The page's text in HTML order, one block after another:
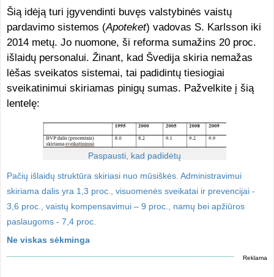
Šią idėją turi įgyvendinti buvęs valstybinės vaistų
pardavimo sistemos (Apoteket) vadovas S. Karlsson iki
2014 metų. Jo nuomone, ši reforma sumažins 20 proc.
išlaidų personalui. Žinant, kad Švedija skiria nemažas
lėšas sveikatos sistemai, tai padidintų tiesiogiai
sveikatinimui skiriamas pinigų sumas. Pažvelkite į šią
lentelę:
Paspausti, kad padidėtų
Pačių išlaidų struktūra skiriasi nuo mūsiškės. Administravimui
skiriama dalis yra 1,3 proc., visuomenės sveikatai ir prevencijai -
3,6 proc., vaistų kompensavimui – 9 proc., namų bei apžiūros
paslaugoms - 7,4 proc.
Ne viskas sėkminga
Reklama